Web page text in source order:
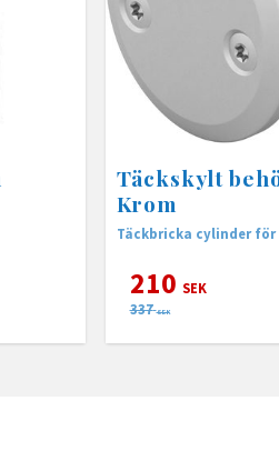
Täckskylt
Krom
Täckbricka cylinder
210 SEK
337 SEK